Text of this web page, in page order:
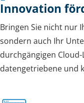
Innovation
Bringen Sie nicht nur
sondern auch Ihr
durchgängigen
datengetriebene und